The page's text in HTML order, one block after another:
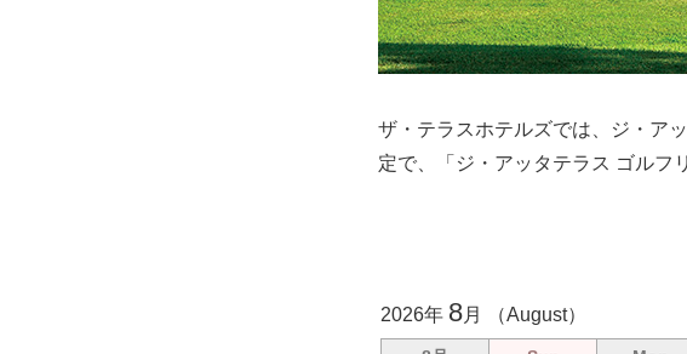
ザ・テラスホテルズでは、ジ・ア
定で、「ジ・アッタテラス ゴルフ
2026年 8月 （August）